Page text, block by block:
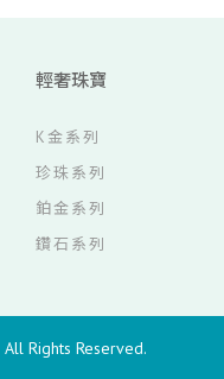
輕奢珠寶
K金系列
珍珠系列
鉑金系列
鑽石系列
All Rights Reserved.